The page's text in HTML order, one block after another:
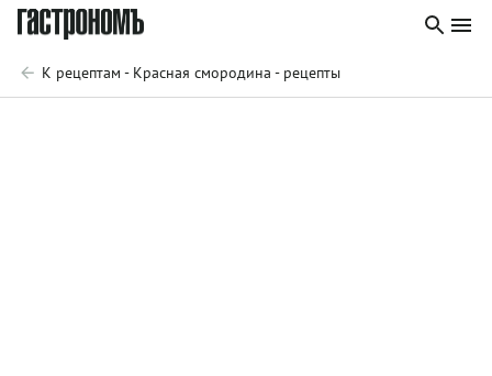
К рецептам - Красная смородина - рецепты